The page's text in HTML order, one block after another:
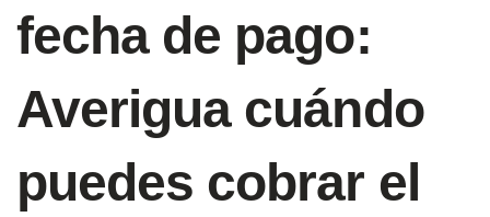
fecha de pago:
Averigua cuándo
puedes cobrar el